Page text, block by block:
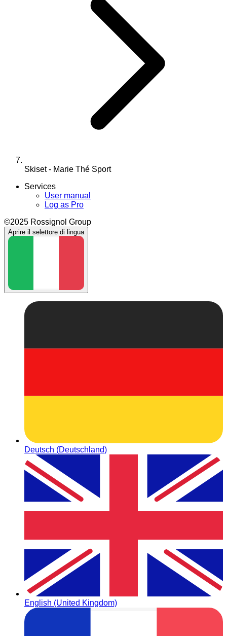
Skiset - Marie Thé Sport
Services
User manual
Log as Pro
©2025 Rossignol Group
Aprire il selettore di lingua
Deutsch (Deutschland)
English (United Kingdom)